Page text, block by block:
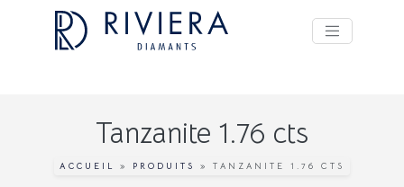
Tanzanite 1.76 cts
ACCUEIL » PRODUITS » TANZANITE 1.76 CTS